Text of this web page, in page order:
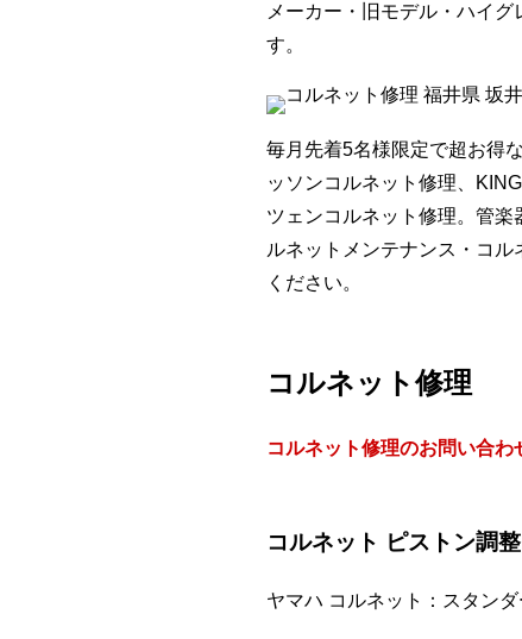
メーカー・旧モデル・ハイ
す。
毎月先着5名様限定で超お得
ッソンコルネット修理、
ツェンコルネット修理。管
ルネットメンテナンス・コ
ください。
コルネット修理
コルネット修理のお問い合わ
コルネット ピストン調
ヤマハ コルネット：スタン